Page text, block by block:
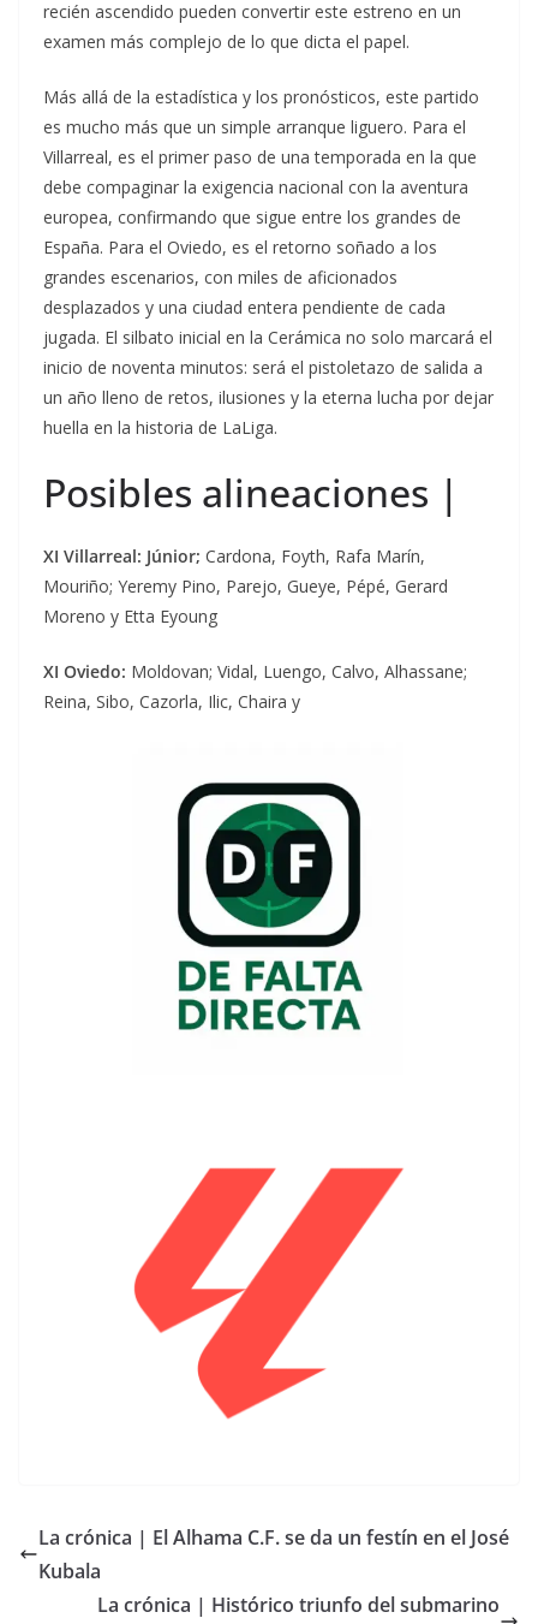
recién ascendido pueden convertir este estreno en un
examen más complejo de lo que dicta el papel.
Más allá de la estadística y los pronósticos, este partido
es mucho más que un simple arranque liguero. Para el
Villarreal, es el primer paso de una temporada en la que
debe compaginar la exigencia nacional con la aventura
europea, confirmando que sigue entre los grandes de
España. Para el Oviedo, es el retorno soñado a los
grandes escenarios, con miles de aficionados
desplazados y una ciudad entera pendiente de cada
jugada. El silbato inicial en la Cerámica no solo marcará el
inicio de noventa minutos: será el pistoletazo de salida a
un año lleno de retos, ilusiones y la eterna lucha por dejar
huella en la historia de LaLiga.
Posibles alineaciones |
XI Villarreal: Júnior; Cardona, Foyth, Rafa Marín,
Mouriño; Yeremy Pino, Parejo, Gueye, Pépé, Gerard
Moreno y Etta Eyoung
XI Oviedo: Moldovan; Vidal, Luengo, Calvo, Alhassane;
Reina, Sibo, Cazorla, Ilic, Chaira y
La crónica | El Alhama C.F. se da un festín en el José
Kubala
La crónica | Histórico triunfo del submarino